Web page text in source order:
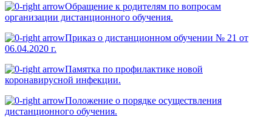
Обращение к родителям по вопросам
организации дистанционного обучения.
Приказ о дистанционном обучении № 21 от
06.04.2020 г.
Памятка по профилактике новой
коронавирусной инфекции.
Положение о порядке осуществления
дистанционного обучения.